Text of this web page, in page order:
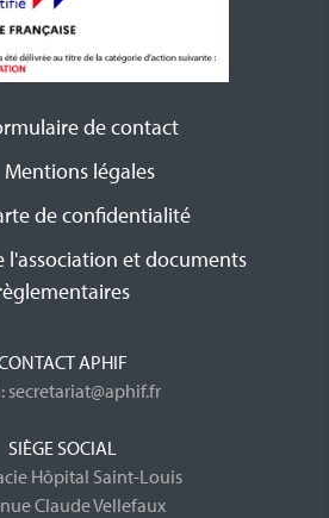
de contact
Mentions légales
de confidentialité
l'association et documents
APHIF
secretariat@aphif.fr
SIÈGE SOCIAL
Hôpital Saint-Louis
Claude Vellefaux